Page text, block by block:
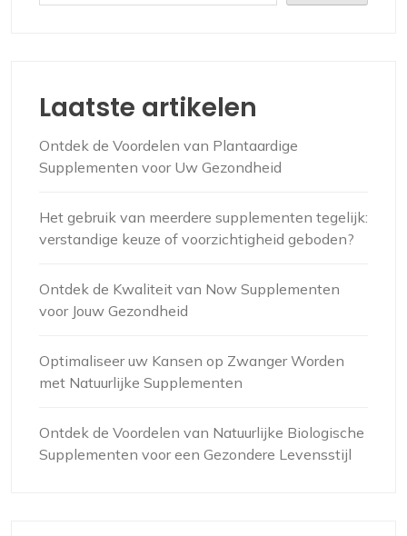
Laatste artikelen
Ontdek de Voordelen van Plantaardige
Supplementen voor Uw Gezondheid
Het gebruik van meerdere supplementen tegelijk:
verstandige keuze of voorzichtigheid geboden?
Ontdek de Kwaliteit van Now Supplementen
voor Jouw Gezondheid
Optimaliseer uw Kansen op Zwanger Worden
met Natuurlijke Supplementen
Ontdek de Voordelen van Natuurlijke Biologische
Supplementen voor een Gezondere Levensstijl